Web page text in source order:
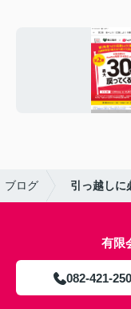
ブログ 引っ越しに
有限
082-421-